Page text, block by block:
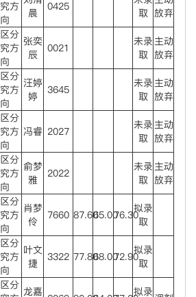
方
向
晨
0425
取 放弃
分
方
向
张奕
辰
0021
未录
取
主动
放弃
分
方
向
汪婷
婷
3645
未录
取
主动
放弃
分
方
向
冯睿 2027
未录
取
主动
放弃
分
方
向
俞梦
雅
2022
未录
取
主动
放弃
分
方
向
肖梦
伶
7660 87.6065.0076.30拟录
取
分
方
向
叶文
捷
3322 77.8068.0072.90拟录
取
分 龙嘉
拟录